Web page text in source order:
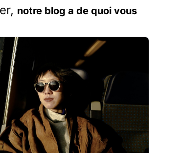
notre blog a de quoi vous